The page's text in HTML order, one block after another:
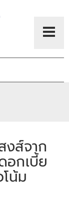
งส์จาก
อกเบี้ย
น้ม